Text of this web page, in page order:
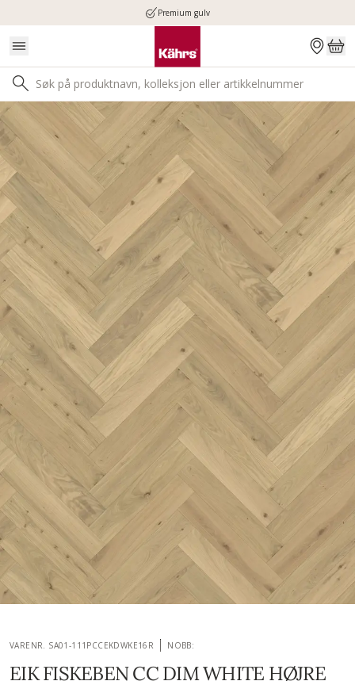
Premium gulv
VARENR. SA01-111PCCEKDWKE16R NOBB:
EIK FISKEBEN CC DIM WHITE HØJRE